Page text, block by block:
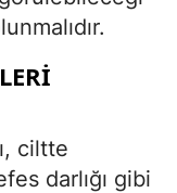
ciltte
darlığı gibi